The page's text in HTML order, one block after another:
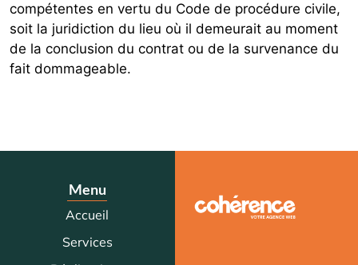
compétentes en vertu du Code de procédure civile,
soit la juridiction du lieu où il demeurait au moment
de la conclusion du contrat ou de la survenance du
fait dommageable.
Menu
Accueil
Services